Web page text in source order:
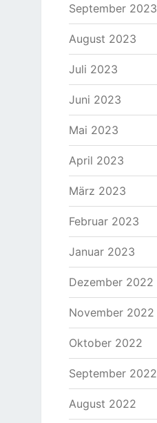
September 2023
August 2023
Juli 2023
Juni 2023
Mai 2023
April 2023
März 2023
Februar 2023
Januar 2023
Dezember 2022
November 2022
Oktober 2022
September 2022
August 2022